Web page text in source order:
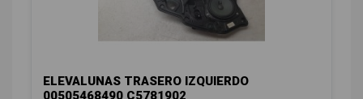
ELEVALUNAS TRASERO IZQUIERDO
00505468490 C5781902